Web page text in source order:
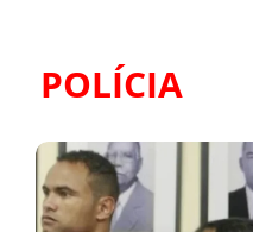
POLÍCIA